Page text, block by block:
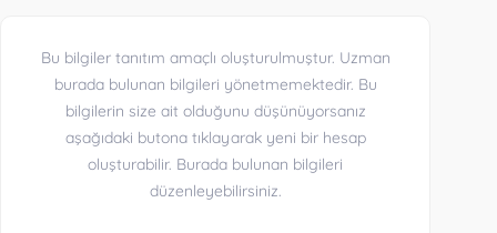
Bu bilgiler tanıtım amaçlı oluşturulmuştur. Uzman
burada bulunan bilgileri yönetmemektedir. Bu
bilgilerin size ait olduğunu düşünüyorsanız
aşağıdaki butona tıklayarak yeni bir hesap
oluşturabilir. Burada bulunan bilgileri
düzenleyebilirsiniz.